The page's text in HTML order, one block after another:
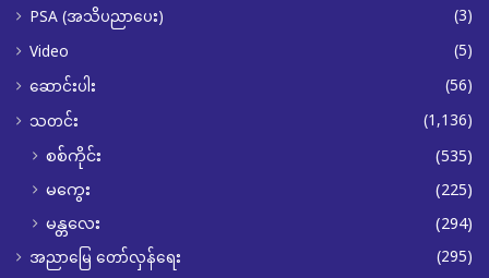
PSA (အသိပညာပေး)
(3)
Video
(5)
ဆောင်းပါး
(56)
သတင်း
(1,136)
စစ်ကိုင်း
(535)
မကွေး
(225)
မန္တလေး
(294)
အညာမြေ တော်လှန်ရေး (295)